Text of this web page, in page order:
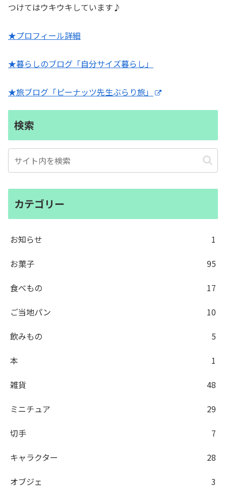
つけてはウキウキしています♪
★プロフィール詳細
★暮らしのブログ「自分サイズ暮らし」
★旅ブログ「ピーナッツ先生ぶらり旅」
検索
カテゴリー
お知らせ
1
お菓子
95
食べもの
17
ご当地パン
10
飲みもの
5
本
1
雑貨
48
ミニチュア
29
切手
7
キャラクター
28
オブジェ
3